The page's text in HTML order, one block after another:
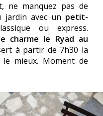
ne manquez pas de
jardin avec un petit-
ou express.
charme le Ryad au
à partir de 7h30 la
mieux. Moment de